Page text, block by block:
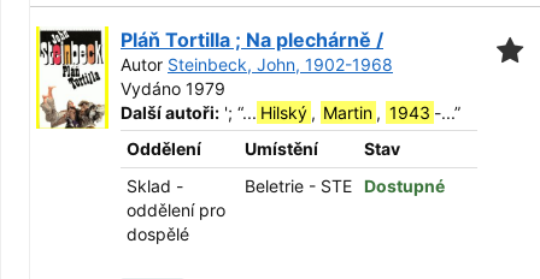
Pláň Tortilla ; Na plechárně /
Autor Steinbeck, John, 1902-1968
Vydáno 1979
Další autoři: '; “... Hilský , Martin , 1943 -...”
Oddělení
Umístění
Stav
Sklad -
oddělení pro
dospělé
Beletrie - STE Dostupné